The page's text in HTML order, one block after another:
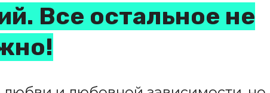
Все остальное не